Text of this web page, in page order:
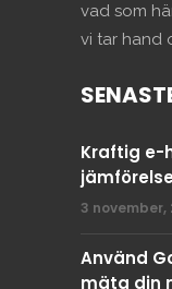
vad som
vi tar hand
Kraftig e-
3 november,
Använd
mäta din